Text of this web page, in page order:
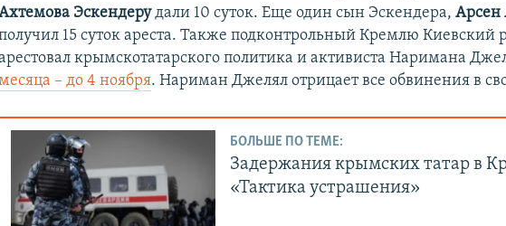
Эскендерудали 10 суток. Еще один сын Эскендера,Арсен
15 суток ареста. Также подконтрольный Кремлю Киевский
крымскотатарского политика и активиста Наримана
– до 4 ноября. Нариман Джелял отрицает все обвинения в
БОЛЬШЕ ПО ТЕМЕ:
Задержания крымских татар в
«Тактика устрашения»